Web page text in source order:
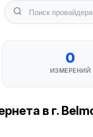
0
ИЗМЕРЕНИЙ
в г.